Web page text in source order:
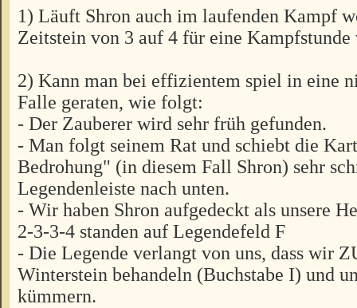
1) Läuft Shron auch im laufenden Kampf
Zeitstein von 3 auf 4 für eine Kampfstunde
2) Kann man bei effizientem spiel in eine
Falle geraten, wie folgt:
- Der Zauberer wird sehr früh gefunden.
- Man folgt seinem Rat und schiebt die
Bedrohung" (in diesem Fall Shron) sehr
Legendenleiste nach unten.
- Wir haben Shron aufgedeckt als unsere
2-3-3-4 standen auf Legendefeld F
- Die Legende verlangt von uns, dass wir
Winterstein behandeln (Buchstabe I) und
kümmern.